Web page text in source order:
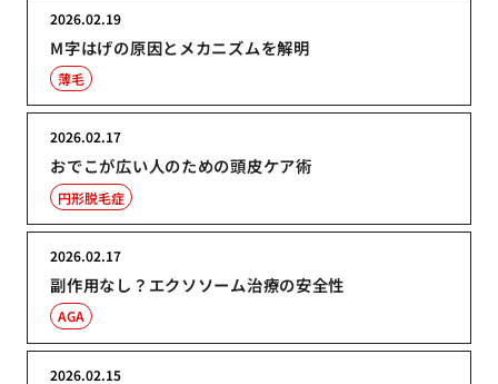
M字はげの原因とメカニズムを解明
2026.02.19
薄毛
おでこが広い人のための頭皮ケア術
2026.02.17
円形脱毛症
副作用なし？エクソソーム治療の安全性
2026.02.17
AGA
2026.02.15